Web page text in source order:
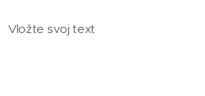
Vložte svoj text